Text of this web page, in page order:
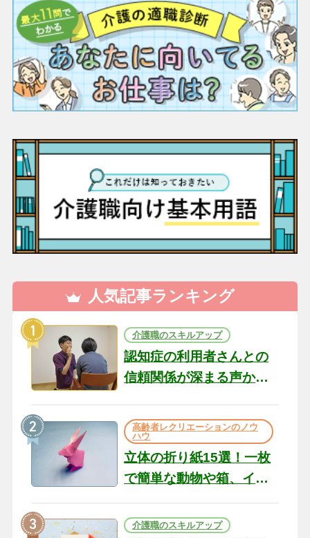
人気記事ランキング
介護職のスキルアップ
認知症の利用者さんとの
信頼関係が深まる声かけ
の現場から（22）
高齢者レクリエーションのノウ
ハウ
立体の折り紙15選！一枚
で簡単な動物や箱、イン
介護職のスキルアップ